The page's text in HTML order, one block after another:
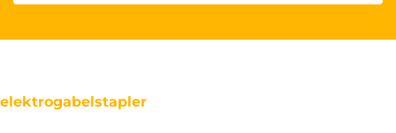
elektrogabelstapler